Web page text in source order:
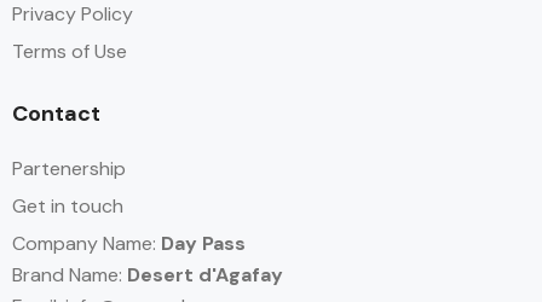
Privacy Policy
Terms of Use
Contact
Partenership
Get in touch
Company Name: Day Pass
Brand Name: Desert d'Agafay